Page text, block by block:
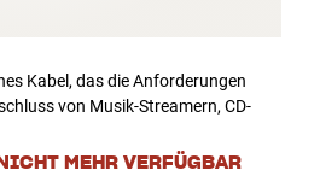
Kabel, das die Anforderungen
von Musik-Streamern, CD-
MEHR VERFÜGBAR